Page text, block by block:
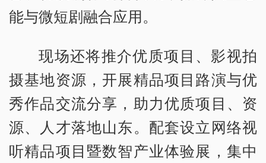
能与微短剧融合应用。
现场还将推介优质项目、影视拍
摄基地资源，开展精品项目路演与优
秀作品交流分享，助力优质项目、资
源、人才落地山东。配套设立网络视
听精品项目暨数智产业体验展，集中